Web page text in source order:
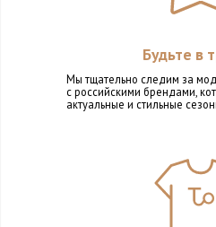
Будьте в
Мы тщательно следим за
с российскими брендами,
актуальные и стильные